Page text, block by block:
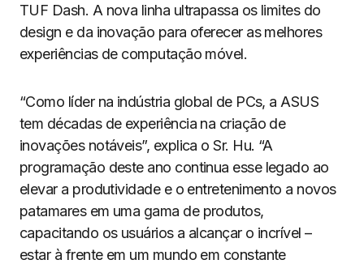
TUF Dash. A nova linha ultrapassa os limites do
design e da inovação para oferecer as melhores
experiências de computação móvel.
“Como líder na indústria global de PCs, a ASUS
tem décadas de experiência na criação de
inovações notáveis”, explica o Sr. Hu. “A
programação deste ano continua esse legado ao
elevar a produtividade e o entretenimento a novos
patamares em uma gama de produtos,
capacitando os usuários a alcançar o incrível –
estar à frente em um mundo em constante